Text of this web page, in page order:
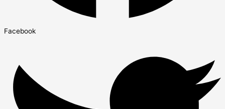
Facebook